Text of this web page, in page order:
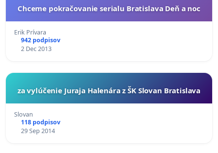
Chceme pokračovanie serialu Bratislava Deň a noc
Erik Prívara
942 podpisov
2 Dec 2013
za vylúčenie Juraja Halenára z ŠK Slovan Bratislava
Slovan
118 podpisov
29 Sep 2014